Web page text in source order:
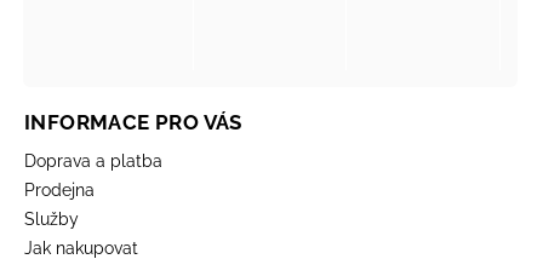
INFORMACE PRO VÁS
Doprava a platba
Prodejna
Služby
Jak nakupovat